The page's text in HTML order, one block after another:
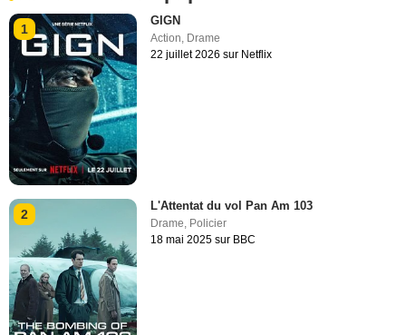
1
GIGN
Action, Drame
22 juillet 2026 sur Netflix
2
L'Attentat du vol Pan Am 103
Drame Policier
18 mai 2025 sur BBC